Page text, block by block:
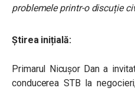
problemele printr-o discuție
Știrea inițială:
Primarul Nicușor Dan a
conducerea STB la